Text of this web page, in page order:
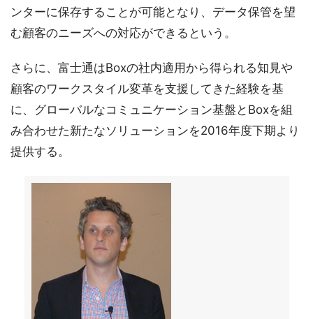
ンターに保存することが可能となり、データ保管を望
む顧客のニーズへの対応ができるという。
さらに、富士通はBoxの社内適用から得られる知見や
顧客のワークスタイル変革を支援してきた経験を基
に、グローバルなコミュニケーション基盤とBoxを組
み合わせた新たなソリューションを2016年度下期より
提供する。